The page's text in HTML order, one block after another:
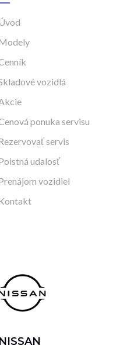
vozidlá
ponuka servisu
servis
udalosť
vozidiel
NISSAN